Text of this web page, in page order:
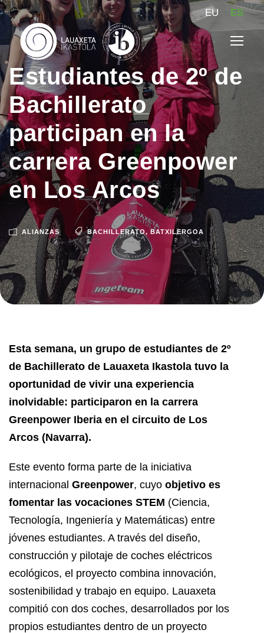
EU ES
Estudiantes de 2º de
Bachillerato
participan en la
carrera Greenpower
en Los Arcos
ALIANZAS BACHILLERATO, BATXILERGOA
Esta semana, un grupo de estudiantes de 2º
de Bachillerato de Lauaxeta Ikastola tuvo la
oportunidad de vivir una experiencia
inolvidable: participaron en la carrera
Greenpower Iberia en el circuito de Los
Arcos (Navarra).
Este evento forma parte de la iniciativa
internacional Greenpower, cuyo objetivo es
fomentar las vocaciones STEM (Ciencia,
Tecnología, Ingeniería y Matemáticas) entre
jóvenes estudiantes. A través del diseño,
construcción y pilotaje de coches eléctricos
ecológicos, el proyecto combina innovación,
sostenibilidad y trabajo en equipo. Lauaxeta
compitió con dos coches, desarrollados por los
propios estudiantes dentro de un proyecto